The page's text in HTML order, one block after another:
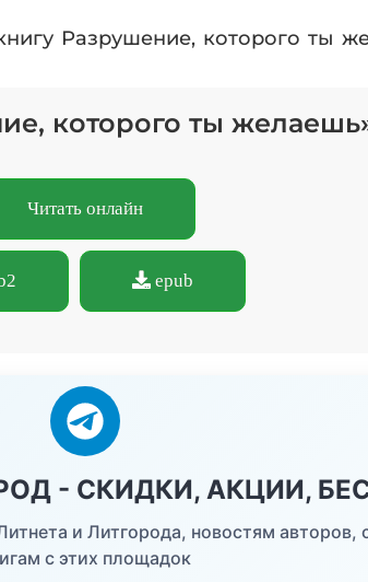
Разрушение, которого ты
которого ты
Читать онлайн
epub
- СКИДКИ, АКЦИИ,
и Литгорода, новостям авторов,
с этих площадок